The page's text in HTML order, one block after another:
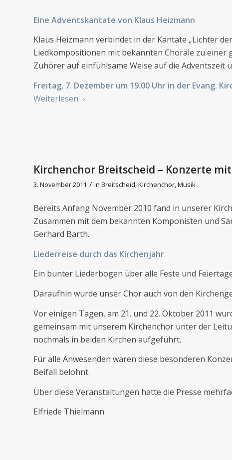
Eine Adventskantate von Klaus Heizmann
Klaus Heizmann verbindet in der Kantate „Lichter
Liedkompositionen mit bekannten Choräle zu einer
Zuhörer auf einfühlsame Weise auf die Adventszeit
Freitag, 7. Dezember um 19.00 Uhr in der Evang.
Weiterlesen
Kirchenchor Breitscheid – Konzerte
3. November 2011 / in Breitscheid Kirchenchor Musik
Bereits Anfang November 2010 fand in unserer
Zusammen mit dem bekannten Komponisten und
Gerhard Barth.
Liederreise durch das Kirchenjahr
Ein bunter Liederbogen über alle Feste und
Daraufhin wurde unser Chor auch von den
Vor einigen Tagen, am 21. und 22. Oktober 2011
gemeinsam mit unserem Kirchenchor unter der
nochmals in beiden Kirchen aufgeführt.
Für alle Anwesenden waren diese besonderen
Beifall belohnt.
Über diese Veranstaltungen hatte die Presse
Elfriede Thielmann